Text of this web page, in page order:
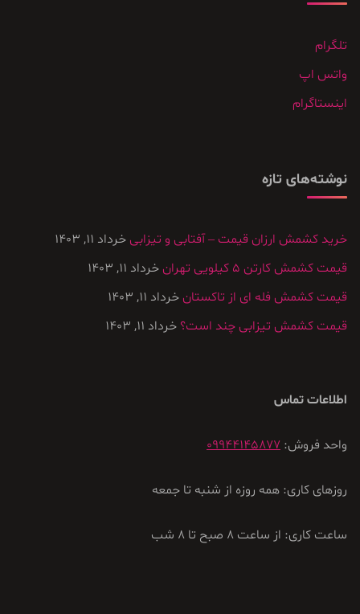
تلگرام
واتس اپ
اینستاگرام
نوشته‌های تازه
خرید کشمش ارزان قیمت – آفتابی و تیزابی خرداد 11, 1403
قیمت کشمش کارتن ۵ کیلویی تهران
خرداد 11, 1403
قیمت کشمش فله ای از تاکستان خرداد 11, 1403
قیمت کشمش تیزابی چند است؟ خرداد 11, 1403
اطلاعات تماس
واحد فروش: 09944145877
روزهای کاری: همه روزه از شنبه تا جمعه
ساعت کاری: از ساعت 8 صبح تا 8 شب